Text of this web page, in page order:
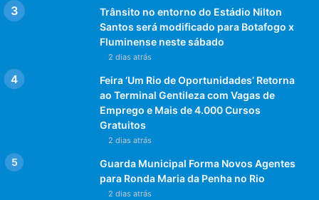
Trânsito no entorno do Estádio Nilton
Santos será modificado para Botafogo x
Fluminense neste sábado
2 dias atrás
Feira ‘Um Rio de Oportunidades’ Retorna
ao Terminal Gentileza com Vagas de
Emprego e Mais de 4.000 Cursos
Gratuitos
2 dias atrás
Guarda Municipal Forma Novos Agentes
para Ronda Maria da Penha no Rio
2 dias atrás